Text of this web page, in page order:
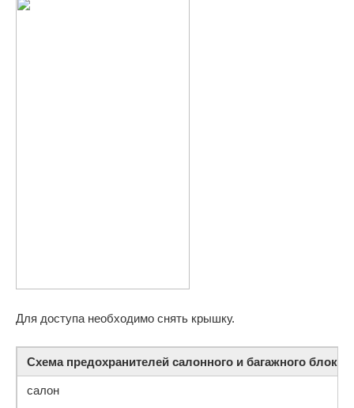
Для доступа необходимо снять крышку.
Схема предохранителей салонного и багажного блока
салон